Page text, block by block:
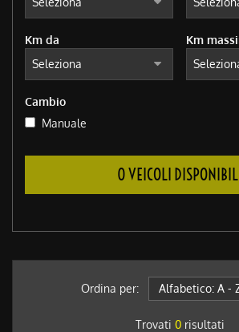
Km da Km
Cambio
Manuale
0 VEICOLI
Ordina per:
Trovati 0risultati